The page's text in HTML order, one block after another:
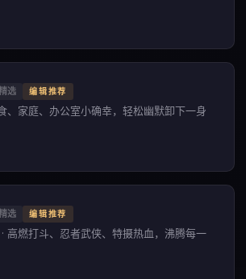
选 编辑推荐
、家庭、办公室小确幸，轻松幽默卸下一身
选 编辑推荐
高燃打斗、忍者武侠、特摄热血，沸腾每一